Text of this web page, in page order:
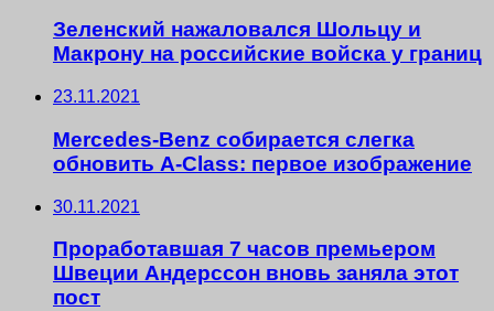
Зеленский нажаловался Шольцу и
Макрону на российские войска у границ
23.11.2021
Mercedes-Benz собирается слегка
обновить A-Class: первое изображение
30.11.2021
Проработавшая 7 часов премьером
Швеции Андерссон вновь заняла этот
пост